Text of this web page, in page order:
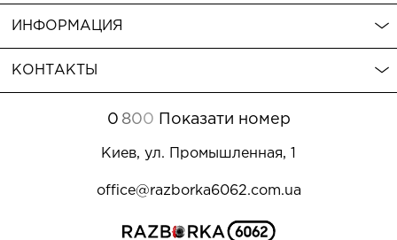
ИНФОРМАЦИЯ
КОНТАКТЫ
0 800 Показати номер
Киев, ул. Промышленная, 1
office@razborka6062.com.ua